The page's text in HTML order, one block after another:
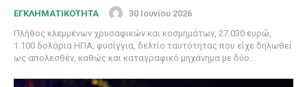
ΕΓΚΛΗΜΑΤΙΚΟΤΗΤΑ
30 Ιουνίου 2026
Πλήθος κλεμμένων χρυσαφικών και κοσμημάτων, 27.030 ευρώ,
1.100 δολάρια ΗΠΑ, φυσίγγια, δελτίο ταυτότητας που είχε δηλωθεί
ως απολεσθέν, καθώς και καταγραφικό μηχάνημα με δύο...